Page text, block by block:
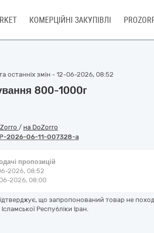
КОМЕРЦІЙНІ ЗАКУПІВЛІ
останніх змін - 12-06-2026, 08:52
800-1000г
/ на DoZorro
2026-06-11-007328-a
пропозицій
2026, 08:52
2026, 08:00
що запропонований товар не
Республіки Іран.